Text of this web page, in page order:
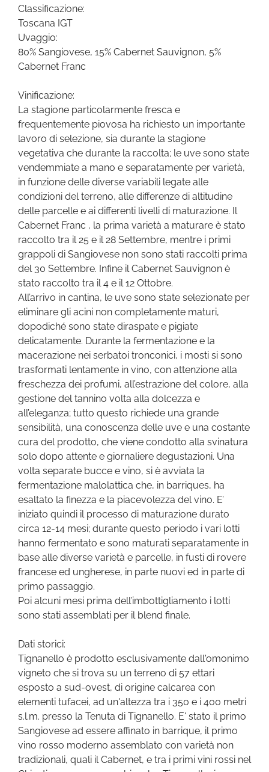
Classificazione:
Toscana IGT
Uvaggio:
80% Sangiovese, 15% Cabernet Sauvignon, 5%
Cabernet Franc
Vinificazione:
La stagione particolarmente fresca e
frequentemente piovosa ha richiesto un importante
lavoro di selezione, sia durante la stagione
vegetativa che durante la raccolta; le uve sono state
vendemmiate a mano e separatamente per varietà,
in funzione delle diverse variabili legate alle
condizioni del terreno, alle differenze di altitudine
delle parcelle e ai differenti livelli di maturazione. Il
Cabernet Franc , la prima varietà a maturare è stato
raccolto tra il 25 e il 28 Settembre, mentre i primi
grappoli di Sangiovese non sono stati raccolti prima
del 30 Settembre. Infine il Cabernet Sauvignon è
stato raccolto tra il 4 e il 12 Ottobre.
All’arrivo in cantina, le uve sono state selezionate per
eliminare gli acini non completamente maturi,
dopodiché sono state diraspate e pigiate
delicatamente. Durante la fermentazione e la
macerazione nei serbatoi tronconici, i mosti si sono
trasformati lentamente in vino, con attenzione alla
freschezza dei profumi, all’estrazione del colore, alla
gestione del tannino volta alla dolcezza e
all’eleganza; tutto questo richiede una grande
sensibilità, una conoscenza delle uve e una costante
cura del prodotto, che viene condotto alla svinatura
solo dopo attente e giornaliere degustazioni. Una
volta separate bucce e vino, si è avviata la
fermentazione malolattica che, in barriques, ha
esaltato la finezza e la piacevolezza del vino. E’
iniziato quindi il processo di maturazione durato
circa 12-14 mesi; durante questo periodo i vari lotti
hanno fermentato e sono maturati separatamente in
base alle diverse varietà e parcelle, in fusti di rovere
francese ed ungherese, in parte nuovi ed in parte di
primo passaggio.
Poi alcuni mesi prima dell’imbottigliamento i lotti
sono stati assemblati per il blend finale.
Dati storici:
Tignanello è prodotto esclusivamente dall'omonimo
vigneto che si trova su un terreno di 57 ettari
esposto a sud-ovest, di origine calcarea con
elementi tufacei, ad un'altezza tra i 350 e i 400 metri
s.l.m. presso la Tenuta di Tignanello. E' stato il primo
Sangiovese ad essere affinato in barrique, il primo
vino rosso moderno assemblato con varietà non
tradizionali, quali il Cabernet, e tra i primi vini rossi nel